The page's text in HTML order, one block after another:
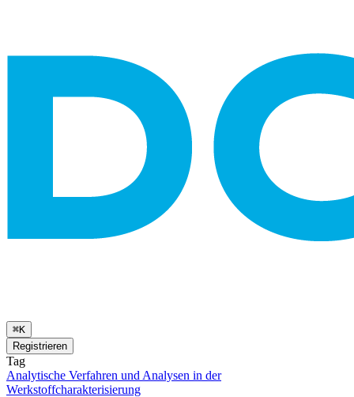
⌘K
Registrieren
Tag
Analytische Verfahren und Analysen in der
Werkstoffcharakterisierung